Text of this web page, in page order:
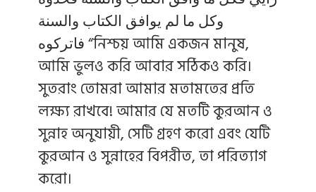
وكل ما لم يوافق الكتاب والسنة
فاتركوه “নিশ্চয় আমি একজন মানুষ,
আমি ভুলও করি আবার সঠিকও করি।
সুতরাং তোমরা আমার মতামতের প্রতি
লক্ষ্য রাখবে! আমার যে মতটি কুরআন ও
সুন্নাহ অনুযায়ী, সেটি গ্রহণ করো এবং যেটি
কুরআন ও সুন্নাহের বিপরীত, তা পরিত্যাগ
করো।